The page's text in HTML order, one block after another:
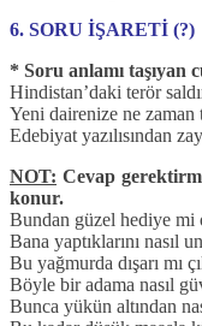
6. SORU İŞARETİ (?)
* Soru anlamı taşıyan
Hindistan’daki terör
Yeni dairenize ne zaman
Edebiyat yazılısından
NOT: Cevap
konur.
Bundan güzel hediye mi
Bana yaptıklarını nasıl
Bu yağmurda dışarı mı
Böyle bir adama nasıl
Bunca yükün altından